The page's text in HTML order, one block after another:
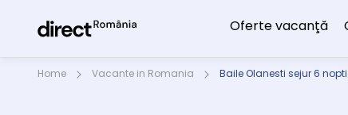
Oferte vacanţă
Home Vacante in Romania Baile Olanesti sejur 6 nopti